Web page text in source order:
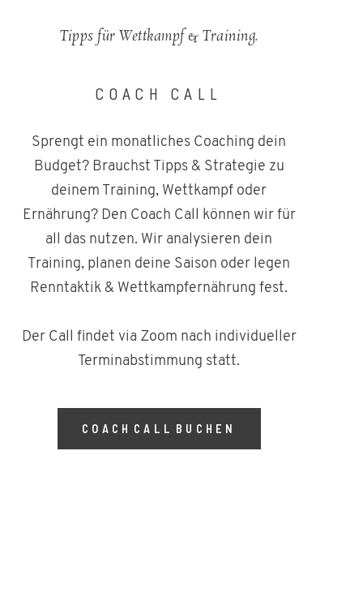
Tipps für Wettkampf & Training.
COACH CALL
Sprengt ein monatliches Coaching dein
Budget? Brauchst Tipps & Strategie zu
deinem Training, Wettkampf oder
Ernährung? Den Coach Call können wir für
all das nutzen. Wir analysieren dein
Training, planen deine Saison oder legen
Renntaktik & Wettkampfernährung fest.
Der Call findet via Zoom nach individueller
Terminabstimmung statt.
COACH CALL BUCHEN